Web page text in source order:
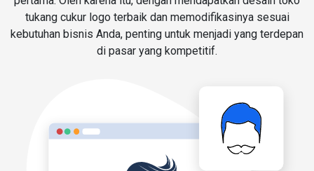
tukang cukur logo terbaik dan memodifikasinya sesuai
kebutuhan bisnis Anda, penting untuk menjadi yang terdepan
di pasar yang kompetitif.